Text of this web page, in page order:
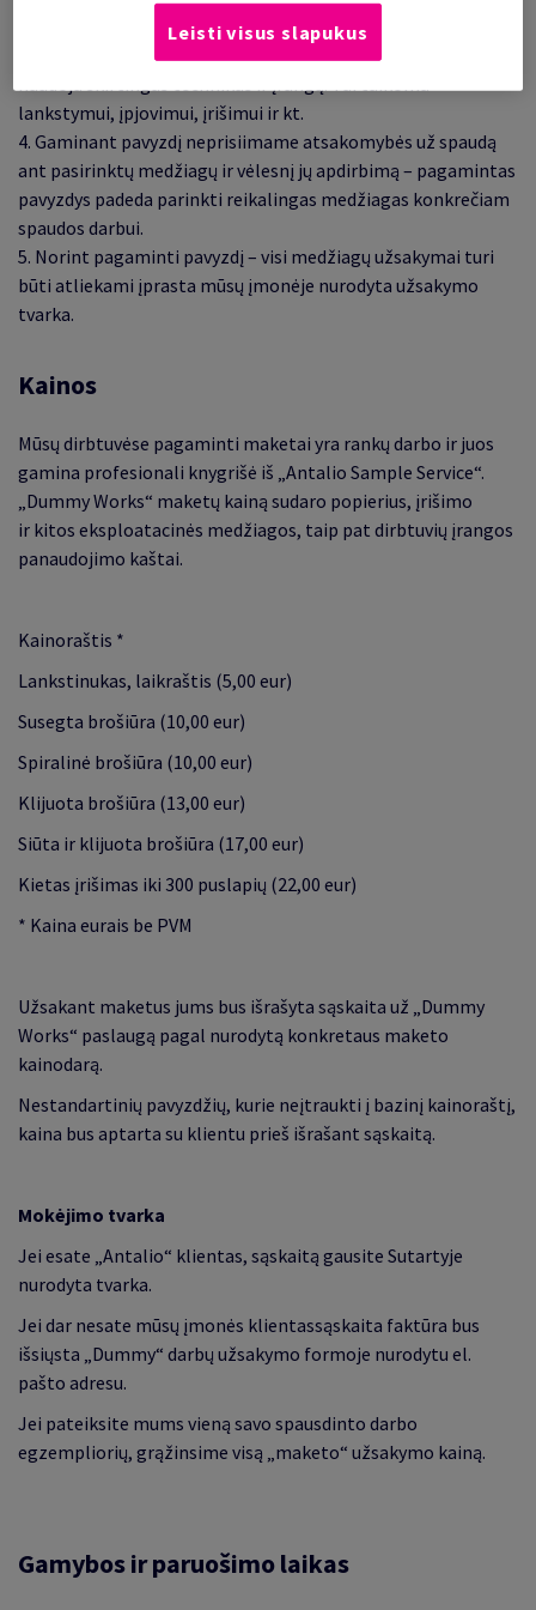
patikrinti pasirinktų medžiagų tinkamumą. Negalime tiksliai
sumodeliuoti, koks bus galutinis rezultatas, nes spaustuvės
naudoja skirtingas technikas ir įrangą. Tai taikoma
lankstymui, įpjovimui, įrišimui ir kt.
4. Gaminant pavyzdį neprisiimame atsakomybės už spaudą
ant pasirinktų medžiagų ir vėlesnį jų apdirbimą – pagamintas
pavyzdys padeda parinkti reikalingas medžiagas konkrečiam
spaudos darbui.
5. Norint pagaminti pavyzdį – visi medžiagų užsakymai turi
būti atliekami įprasta mūsų įmonėje nurodyta užsakymo
tvarka.
Kainos
Mūsų dirbtuvėse pagaminti maketai yra rankų darbo ir juos
gamina profesionali knygrišė iš „Antalio Sample Service“.
„Dummy Works“ maketų kainą sudaro popierius, įrišimo
ir kitos eksploatacinės medžiagos, taip pat dirbtuvių įrangos
panaudojimo kaštai.
Kainoraštis *
Lankstinukas, laikraštis (5,00 eur)
Susegta brošiūra (10,00 eur)
Spiralinė brošiūra (10,00 eur)
Klijuota brošiūra (13,00 eur)
Siūta ir klijuota brošiūra (17,00 eur)
Kietas įrišimas iki 300 puslapių (22,00 eur)
* Kaina eurais be PVM
Užsakant maketus jums bus išrašyta sąskaita už „Dummy
Works“ paslaugą pagal nurodytą konkretaus maketo
kainodarą.
Nestandartinių pavyzdžių, kurie neįtraukti į bazinį kainoraštį,
kaina bus aptarta su klientu prieš išrašant sąskaitą.
Mokėjimo tvarka
Jei esate „Antalio“ klientas, sąskaitą gausite Sutartyje
nurodyta tvarka.
Jei dar nesate mūsų įmonės klientassąskaita faktūra bus
išsiųsta „Dummy“ darbų užsakymo formoje nurodytu el.
pašto adresu.
Jei pateiksite mums vieną savo spausdinto darbo
egzempliorių, grąžinsime visą „maketo“ užsakymo kainą.
Gamybos ir paruošimo laikas
Leisti visus slapukus